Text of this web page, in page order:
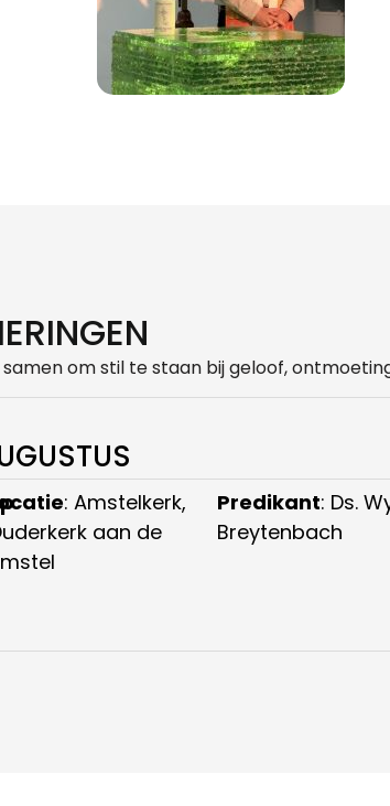
om stil te staan bij geloof,
:
: Amstelkerk,
aan de
Predikant: Ds.
Breytenbach